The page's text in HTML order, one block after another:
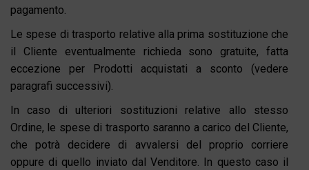
pagamento.
Le spese di trasporto relative alla prima sostituzione che
il Cliente eventualmente richieda sono gratuite, fatta
eccezione per Prodotti acquistati a sconto (vedere
paragrafi successivi).
In caso di ulteriori sostituzioni relative allo stesso
Ordine, le spese di trasporto saranno a carico del Cliente,
che potrà decidere di avvalersi del proprio corriere
oppure di quello inviato dal Venditore. In questo caso il